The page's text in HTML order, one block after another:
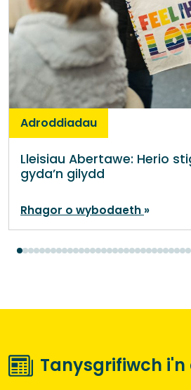
Adroddiadau
Lleisiau Abertawe: Herio
gyda’n gilydd
Rhagor o wybodaeth
Tanysgrifiwch